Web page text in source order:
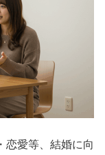
恋愛等、結婚に向